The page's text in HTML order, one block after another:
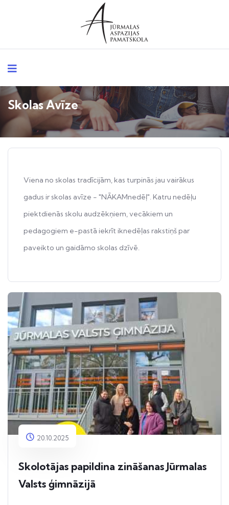
Skolas Avīze
Viena no skolas tradīcijām, kas turpinās jau vairākus
gadus ir skolas avīze - "NĀKAMnedēļ". Katru nedēļu
piektdienās skolu audzēkņiem, vecākiem un
pedagogiem e-pastā iekrīt iknedēļas rakstiņš par
paveikto un gaidāmo skolas dzīvē.
20.10.2025
Skolotājas papildina zināšanas Jūrmalas
Valsts ģimnāzijā